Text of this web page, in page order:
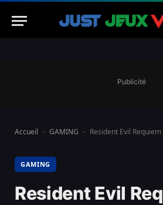
Publicité
Accueil - GAMING - Resident Evil Requiem affole les
GAMING
Resident Evil